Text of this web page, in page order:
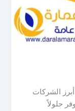
الشركات
حلولاً